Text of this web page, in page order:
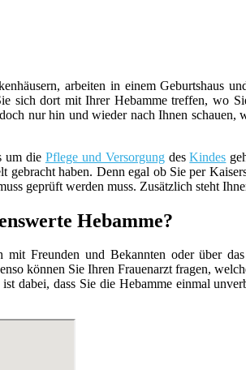
arbeiten in einem Geburtshaus
sich dort mit Ihrer Hebamme treffen, wo
nur hin und wieder nach Ihnen schauen,
um die Pflege und VersorgungdesKindes
gebracht haben. Denn egal ob Sie per
geprüft werden muss. Zusätzlich steht
Hebamme?
Freunden und Bekannten oder über
können Sie Ihren Frauenarzt fragen,
dabei, dass Sie die Hebamme einmal